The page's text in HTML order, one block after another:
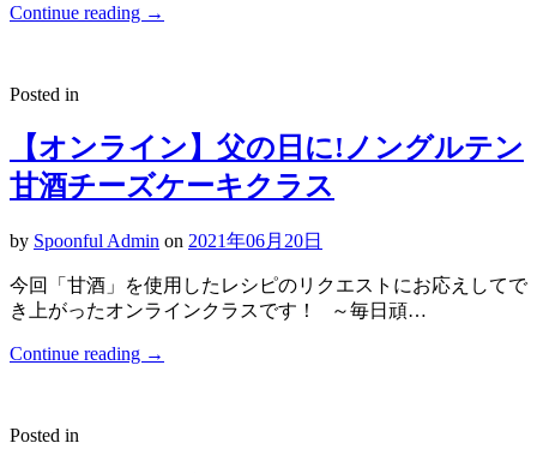
Continue reading →
Posted in
【オンライン】父の日に!ノングルテン
甘酒チーズケーキクラス
by Spoonful Admin on 2021年06月20日
今回「甘酒」を使用したレシピのリクエストにお応えしてで
き上がったオンラインクラスです！ ～毎日頑…
Continue reading →
Posted in